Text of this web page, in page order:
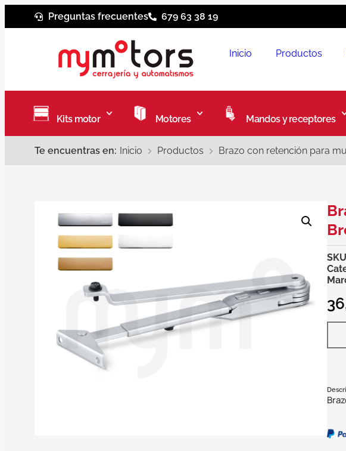
Preguntas frecuentes 679 63 38 19
Inicio Productos
Kits motor Motores Mandos y receptores
Te encuentras en: Inicio Productos Brazo con retención para